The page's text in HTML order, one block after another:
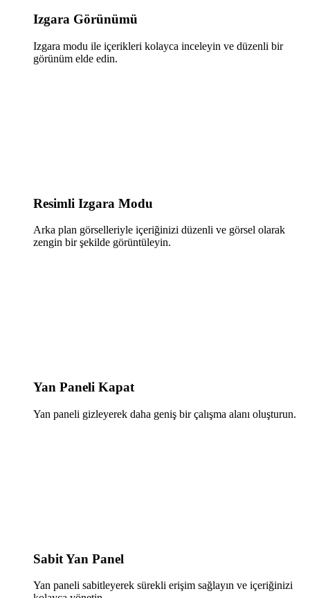
Izgara Görünümü
Izgara modu ile içerikleri kolayca inceleyin ve düzenli bir
görünüm elde edin.
Resimli Izgara Modu
Arka plan görselleriyle içeriğinizi düzenli ve görsel olarak
zengin bir şekilde görüntüleyin.
Yan Paneli Kapat
Yan paneli gizleyerek daha geniş bir çalışma alanı oluşturun.
Sabit Yan Panel
Yan paneli sabitleyerek sürekli erişim sağlayın ve içeriğinizi